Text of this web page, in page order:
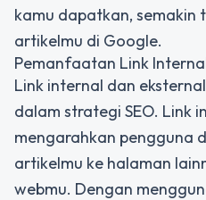
kamu dapatkan, semakin
artikelmu di Google.
Pemanfaatan Link
Link internal dan
dalam strategi SEO. Link
mengarahkan pengguna
artikelmu ke halaman
webmu. Dengan